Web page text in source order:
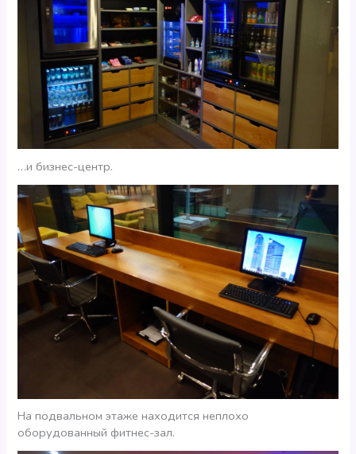
…и бизнес-центр.
На подвальном этаже находится неплохо
оборудованный фитнес-зал.